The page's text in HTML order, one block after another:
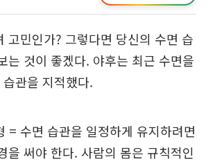
고민인가? 그렇다면 당신의 수면 습
는 것이 좋겠다. 야후는 최근 수면을
관을 지적했다.
수면 습관을 일정하게 유지하려면
을 써야 한다. 사람의 몸은 규칙적인